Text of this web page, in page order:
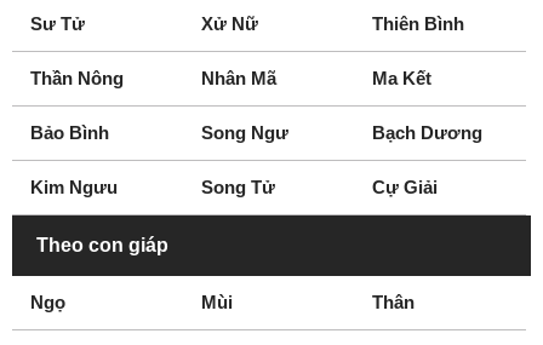
Nghệ Nhân Bento
Nghệ nhân hát xẩm
Nghệ nhân làm
tượng
Nghệ sĩ đàn bầu
Nghệ sĩ đàn phong
cầm
Nghệ sĩ đàn Tỳ bà
Sư Tử Xử Nữ Thiên Bình
Thần Nông Nhân Mã Ma Kết
Bảo Bình Song Ngư Bạch Dương
Kim Ngưu Song Tử Cự Giải
Theo con giáp
Ngọ Mùi Thân